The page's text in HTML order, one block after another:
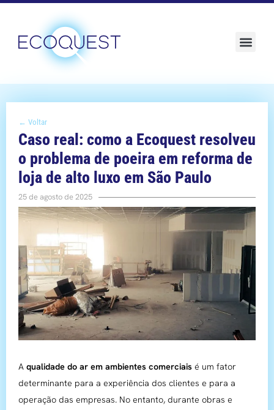
← Voltar
Caso real: como a Ecoquest resolveu
o problema de poeira em reforma de
loja de alto luxo em São Paulo
25 de agosto de 2025
A qualidade do ar em ambientes comerciais é um fator
determinante para a experiência dos clientes e para a
operação das empresas. No entanto, durante obras e